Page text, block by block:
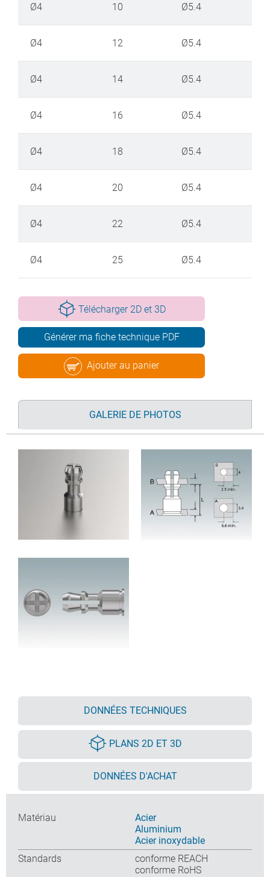
Ø4 10 Ø5.4
Ø4 12 Ø5.4
Ø4 14 Ø5.4
Ø4 16 Ø5.4
Ø4 18 Ø5.4
Ø4 20 Ø5.4
Ø4 22 Ø5.4
Ø4 25 Ø5.4
Télécharger 2D et 3D
Générer ma fiche technique PDF
Ajouter au panier
GALERIE DE PHOTOS
DONNÉES TECHNIQUES
PLANS 2D ET 3D
DONNÉES D'ACHAT
Matériau
Acier
Aluminium
Acier inoxydable
Standards
conforme REACH
conforme RoHS